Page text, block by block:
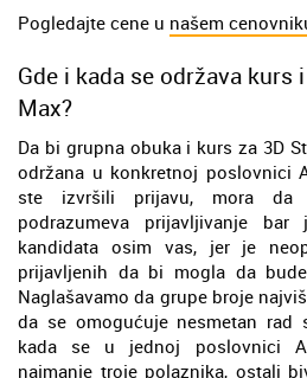
Pogledajte cene u našem
Gde i kada se održava kurs
Max?
Da bi grupna obuka i kurs za 3D
održana u konkretnoj poslovnici
ste izvršili prijavu, mora
podrazumeva prijavljivanje bar
kandidata osim vas, jer je
prijavljenih da bi mogla da
Naglašavamo da grupe broje
da se omogućuje nesmetan rad
kada se u jednoj poslovnici
najmanje troje polaznika, ostali